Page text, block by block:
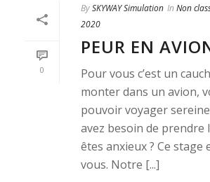
0
BySKYWAY Simulation In Non
2020
PEUR EN
Pour vous c’est un
monter dans un avion,
pouvoir voyager
avez besoin de prendre
êtes anxieux ? Ce
vous. Notre [...]